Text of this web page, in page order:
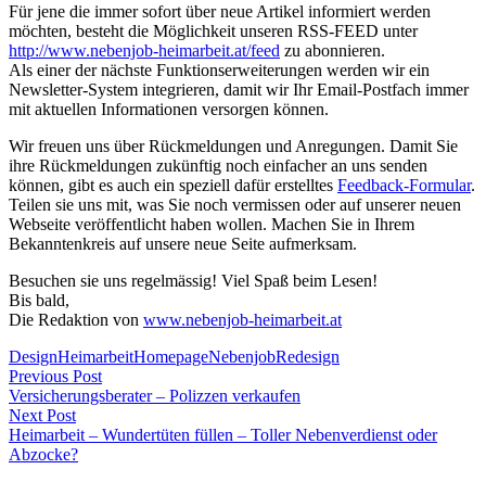
Für jene die immer sofort über neue Artikel informiert werden
möchten, besteht die Möglichkeit unseren RSS-FEED unter
http://www.nebenjob-heimarbeit.at/feed zu abonnieren.
Als einer der nächste Funktionserweiterungen werden wir ein
Newsletter-System integrieren, damit wir Ihr Email-Postfach immer
mit aktuellen Informationen versorgen können.
Wir freuen uns über Rückmeldungen und Anregungen. Damit Sie
ihre Rückmeldungen zukünftig noch einfacher an uns senden
können, gibt es auch ein speziell dafür erstelltes Feedback-Formular.
Teilen sie uns mit, was Sie noch vermissen oder auf unserer neuen
Webseite veröffentlicht haben wollen. Machen Sie in Ihrem
Bekanntenkreis auf unsere neue Seite aufmerksam.
Besuchen sie uns regelmässig! Viel Spaß beim Lesen!
Bis bald,
Die Redaktion von www.nebenjob-heimarbeit.at
DesignHeimarbeitHomepageNebenjobRedesign
Post
navigation
Previous Post
Versicherungsberater – Polizzen verkaufen
Next Post
Heimarbeit – Wundertüten füllen – Toller Nebenverdienst oder
Abzocke?